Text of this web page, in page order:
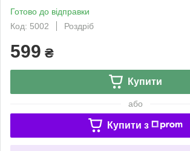
Готово до відправки
Код: 5002
Роздріб
599 ₴
Купити
або
Купити з